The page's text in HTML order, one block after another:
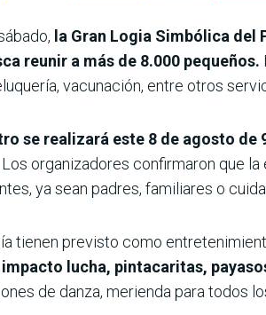
la Gran Logia Simbólica del
reunir a más de 8.000 pequeños.
vacunación, entre otros
se realizará este 8 de agosto
Los organizadores confirmaron que
ya sean padres, familiares o
tienen previsto como
lucha, pintacaritas,
de danza, merienda para todos